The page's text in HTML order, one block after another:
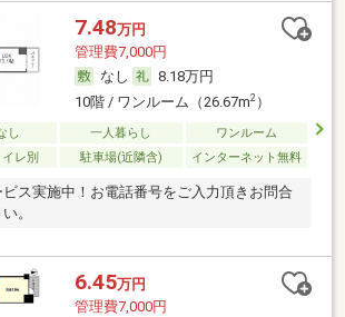
7.48万円
管理費7,000円
なし
8.18万円
10階 / ワンルーム（26.67m2）
し 一人暮らし
ワンルーム
レ別
駐車場(近隣含) インターネット無料
ス実施中！お電話番号をご入力頂きお問合
。
6.45万円
管理費7,000円